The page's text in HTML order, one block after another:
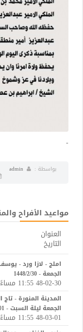
-
بواسطة : admin
مواعيد الأفراح
العنوان
التاريخ
املج - لازا ورد -
الجمعة - 1448/2/30
48-02-30 11:55 مساءً
المدينة المنورة -
الجمعة ليلة السبت - 1448/03/01
48-03-01 11:55 مساءً